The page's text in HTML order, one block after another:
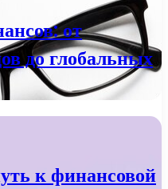
от
до глобальных
к финансовой